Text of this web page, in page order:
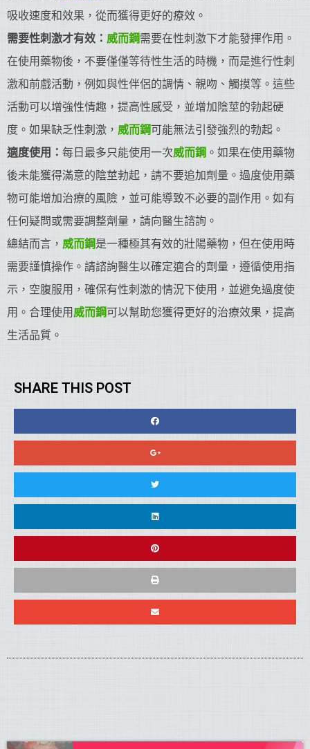
吸收速度和效果，從而獲得更好的療效。
需要性刺激才有效： 威而鋼需要在性刺激下才能發揮作用。
在使用藥物後，不要僅僅等待性生活的時機，而是進行性刺
激和前戲活動，例如與性伴侶的調情、親吻、觸摸等。這些
活動可以增強性情趣，提高性感受，並增加陰莖的勃起硬
度。如果缺乏性刺激， 威而鋼可能無法引發強烈的勃起。
適度使用： 每日最多只能使用一次威而鋼 。如果在使用藥物
後未能獲得滿意的陰莖勃起，請不要追加劑量。過度使用藥
物可能增加治療的風險，並可能導致不必要的副作用。如有
任何疑問或需要調整劑量，請向醫生諮詢。
總結而言， 威而鋼是一種極其有效的壯陽藥物，但在使用時
需要謹慎操作。請諮詢醫生以確定適合的劑量，遵循使用指
示，空腹服用，確保有性刺激的情況下使用，並避免過度使
用。合理使用 威而鋼可以幫助您獲得更好的治療效果，提高
生活品質。
SHARE THIS POST